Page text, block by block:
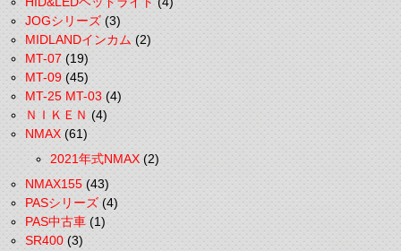
JOGシリーズ(3)
MIDLANDインカム(2)
MT-07(19)
MT-09(45)
MT-25 MT-03(4)
ＮＩＫＥＮ(4)
NMAX(61)
2021年式NMAX(2)
NMAX155(43)
PASシリーズ(4)
PAS中古車(1)
SR400(3)